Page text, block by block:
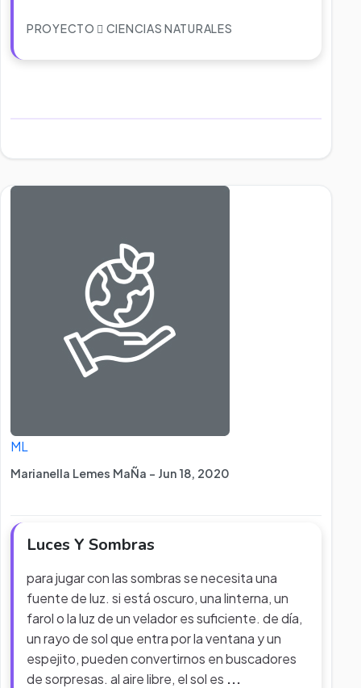
PROYECTO CIENCIAS NATURALES
ML
Marianella Lemes MaÑa - Jun 18, 2020
Luces Y Sombras
para jugar con las sombras se necesita una
fuente de luz. si está oscuro, una linterna, un
farol o la luz de un velador es suficiente. de día,
un rayo de sol que entra por la ventana y un
espejito, pueden convertirnos en buscadores
de sorpresas. al aire libre, el sol es ...